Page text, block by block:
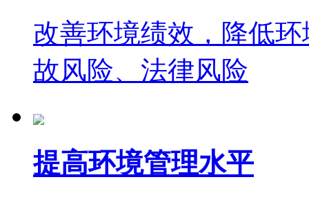
改善环境绩效，降低环
故风险、法律风险
提高环境管理水平